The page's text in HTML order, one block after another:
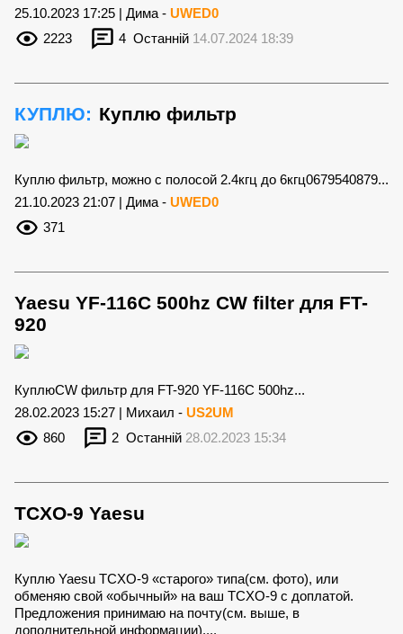
25.10.2023 17:25 | Дима - UWED0
2223
4 Останній 14.07.2024 18:39
КУПЛЮ: Куплю фильтр
Куплю фильтр, можно с полосой 2.4кгц до 6кгц0679540879...
21.10.2023 21:07 | Дима - UWED0
371
Yaesu YF-116C 500hz CW filter для FT-
920
КуплюCW фильтр для FT-920 YF-116C 500hz...
28.02.2023 15:27 | Михаил - US2UM
860
2 Останній 28.02.2023 15:34
TCXO-9 Yaesu
Куплю Yaesu TCXO-9 «старого» типа(см. фото), или
обменяю свой «обычный» на ваш TCXO-9 с доплатой.
Предложения принимаю на почту(см. выше, в
дополнительной информации)....